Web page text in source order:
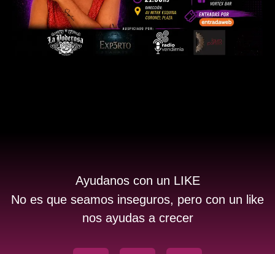
Ayudanos con un LIKE
No es que seamos inseguros, pero con un like
nos ayudas a crecer